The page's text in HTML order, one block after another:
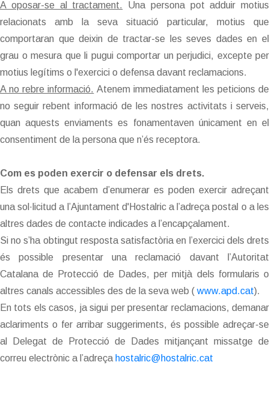
A oposar-se al tractament.
Una persona pot adduir motius
relacionats amb la seva situació particular, motius que
comportaran que deixin de tractar-se les seves dades en el
grau o mesura que li pugui comportar un perjudici, excepte per
motius legítims o l'exercici o defensa davant reclamacions.
A no rebre informació. Atenem immediatament les peticions de
no seguir rebent informació de les nostres activitats i serveis,
quan aquests enviaments es fonamentaven únicament en el
consentiment de la persona que n’és receptora.
Com es poden exercir o defensar els drets.
Els drets que acabem d’enumerar es poden exercir adreçant
una sol·licitud a l’Ajuntament d'Hostalric a l’adreça postal o a les
altres dades de contacte indicades a l’encapçalament.
Si no s’ha obtingut resposta satisfactòria en l’exercici dels drets
és possible presentar una reclamació davant l’Autoritat
Catalana de Protecció de Dades, per mitjà dels formularis o
altres canals accessibles des de la seva web ( www.apd.cat).
En tots els casos, ja sigui per presentar reclamacions, demanar
aclariments o fer arribar suggeriments, és possible adreçar-se
al Delegat de Protecció de Dades mitjançant missatge de
correu electrònic a l’adreça hostalric@hostalric.cat